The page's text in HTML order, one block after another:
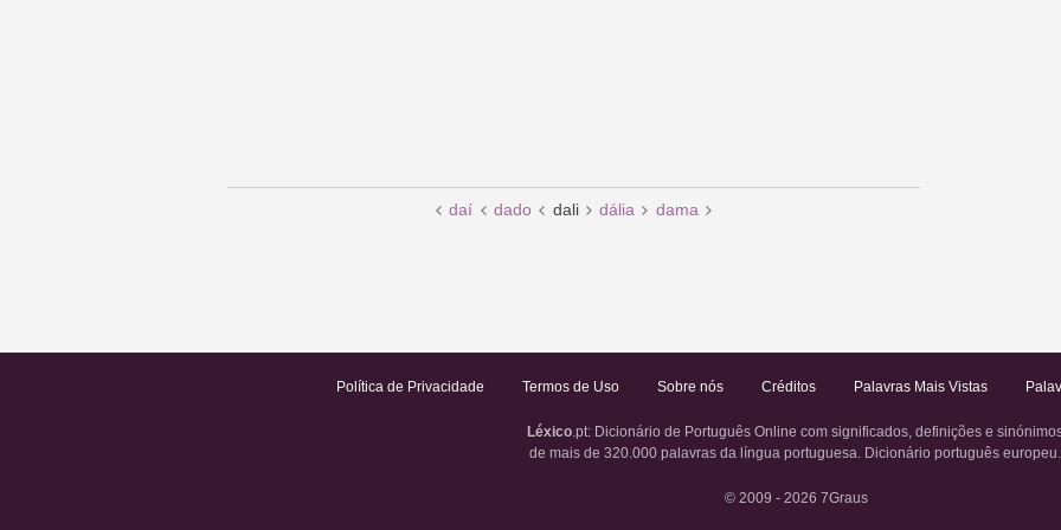
daí dado dali dália dama
Política de Privacidade Termos de Uso Sobre nós Créditos Palavras Mais Vistas
Léxico .pt: Dicionário de Português Online com significados, definições e
de mais de 320.000 palavras da língua portuguesa. Dicionário português europeu.
© 2009 - 2026 7Graus